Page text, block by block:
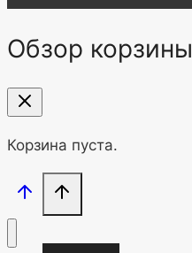
Обзор корзины
Корзина пуста.